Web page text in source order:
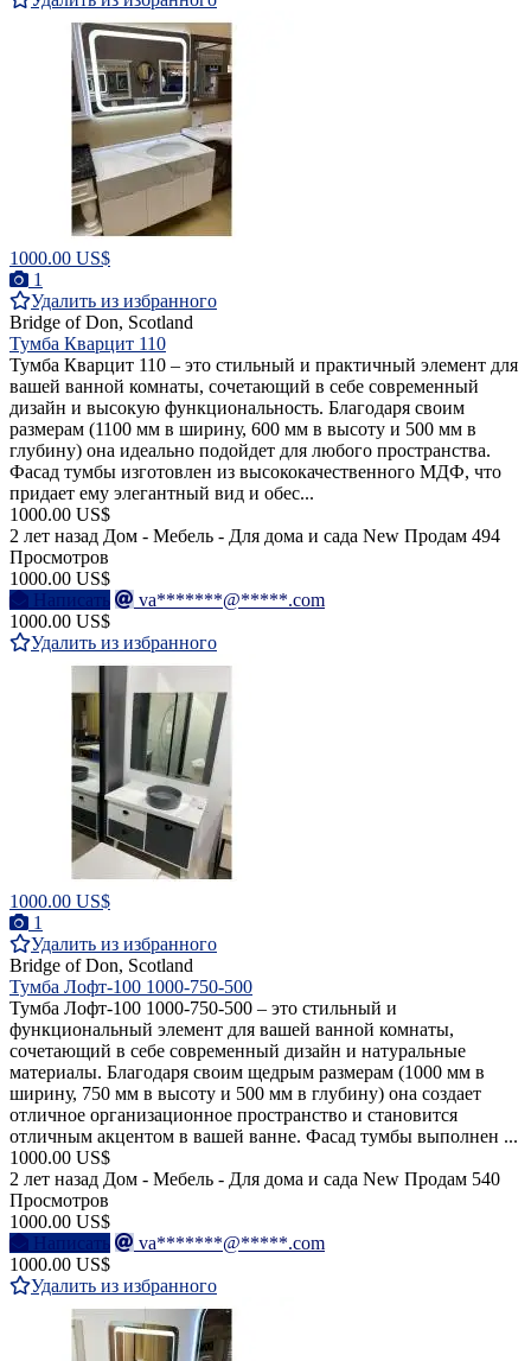
1000.00 US$
1
Удалить из избранного
Bridge of Don, Scotland
Тумба Кварцит 110
Тумба Кварцит 110 – это стильный и практичный элемент для
вашей ванной комнаты, сочетающий в себе современный
дизайн и высокую функциональность. Благодаря своим
размерам (1100 мм в ширину, 600 мм в высоту и 500 мм в
глубину) она идеально подойдет для любого пространства.
Фасад тумбы изготовлен из высококачественного МДФ, что
придает ему элегантный вид и обес...
1000.00 US$
2 лет назад Дом - Мебель - Для дома и сада New Продам 494
Просмотров
1000.00 US$
Написать
va*******@*****.com
1000.00 US$
Удалить из избранного
1000.00 US$
1
Удалить из избранного
Bridge of Don, Scotland
Тумба Лофт-100 1000-750-500
Тумба Лофт-100 1000-750-500 – это стильный и
функциональный элемент для вашей ванной комнаты,
сочетающий в себе современный дизайн и натуральные
материалы. Благодаря своим щедрым размерам (1000 мм в
ширину, 750 мм в высоту и 500 мм в глубину) она создает
отличное организационное пространство и становится
отличным акцентом в вашей ванне. Фасад тумбы выполнен ...
1000.00 US$
2 лет назад Дом - Мебель - Для дома и сада New Продам 540
Просмотров
1000.00 US$
Написать
va*******@*****.com
1000.00 US$
Удалить из избранного